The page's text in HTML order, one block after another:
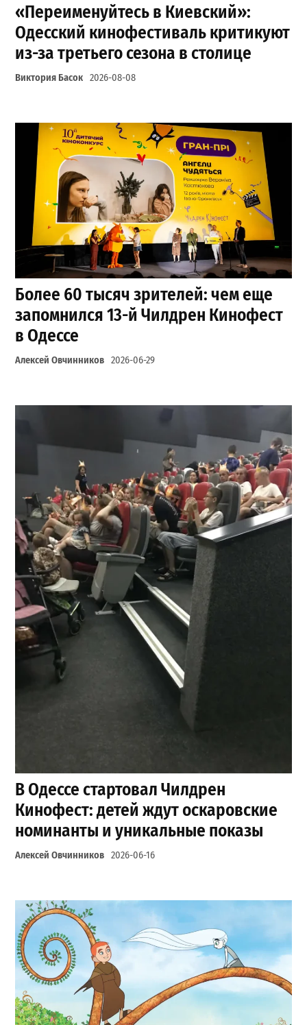
«Переименуйтесь в Киевский»:
Одесский кинофестиваль критикуют
из-за третьего сезона в столице
Виктория Басок 2026-08-08
Более 60 тысяч зрителей: чем еще
запомнился 13-й Чилдрен Кинофест
в Одессе
Алексей Овчинников 2026-06-29
В Одессе стартовал Чилдрен
Кинофест: детей ждут оскаровские
номинанты и уникальные показы
Алексей Овчинников 2026-06-16